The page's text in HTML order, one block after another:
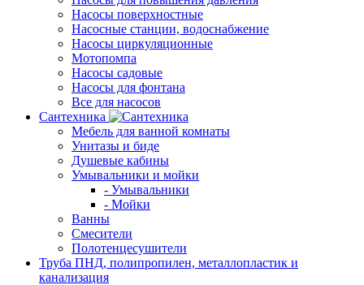
Насосы поверхностные
Насосные станции, водоснабжение
Насосы циркуляционные
Мотопомпа
Насосы садовые
Насосы для фонтана
Все для насосов
Сантехника
Мебель для ванной комнаты
Унитазы и биде
Душевые кабины
Умывальники и мойки
- Умывальники
- Мойки
Ванны
Смесители
Полотенцесушители
Труба ПНД, полипропилен, металлопластик и
канализация